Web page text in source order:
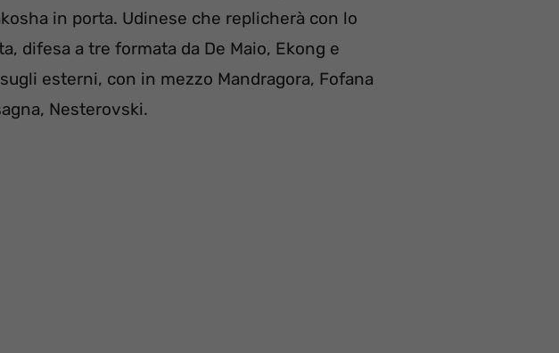
in porta. Udinese che replicherà con lo
difesa a tre formata da De Maio, Ekong e
esterni, con in mezzo Mandragora, Fofana
Nesterovski.